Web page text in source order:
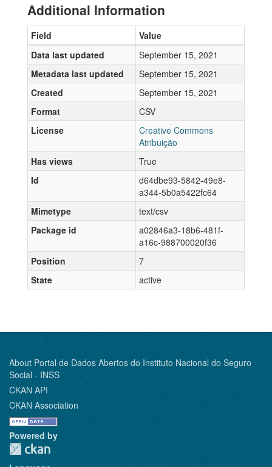
Additional Information
Field
Value
Data last updated
September 15, 2021
Metadata last updated
September 15, 2021
Created
September 15, 2021
Format
CSV
License
Creative Commons
Atribuição
Has views
True
Id
d64dbe93-5842-49e8-
a344-5b0a5422fc64
Mimetype
text/csv
Package id
a02846a3-18b6-481f-
a16c-988700020f36
Position
7
State
active
About Portal de Dados Abertos do Instituto Nacional do Seguro
Social - INSS
CKAN API
CKAN Association
Powered by